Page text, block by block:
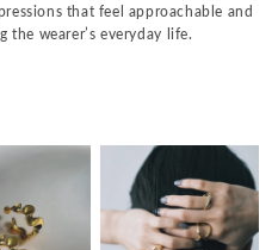
that feel approachable and
wearer’s everyday life.